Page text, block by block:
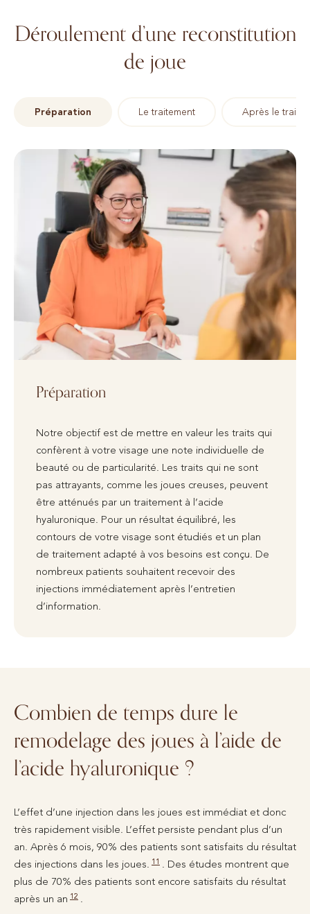
Déroulement d’une reconstitution
de joue
Préparation Le traitement Après le
Préparation
Notre objectif est de mettre en valeur les traits qui
confèrent à votre visage une note individuelle de
beauté ou de particularité. Les traits qui ne sont
pas attrayants, comme les joues creuses, peuvent
être atténués par un traitement à l’acide
hyaluronique. Pour un résultat équilibré, les
contours de votre visage sont étudiés et un plan
de traitement adapté à vos besoins est conçu. De
nombreux patients souhaitent recevoir des
injections immédiatement après l’entretien
d’information.
Combien de temps dure le
remodelage des joues à l’aide de
l’acide hyaluronique ?
L’effet d’une injection dans les joues est immédiat et donc
très rapidement visible. L’effet persiste pendant plus d’un
an. Après 6 mois, 90% des patients sont satisfaits du résultat
des injections dans les joues. 11 . Des études montrent que
plus de 70% des patients sont encore satisfaits du résultat
après un an 12 .